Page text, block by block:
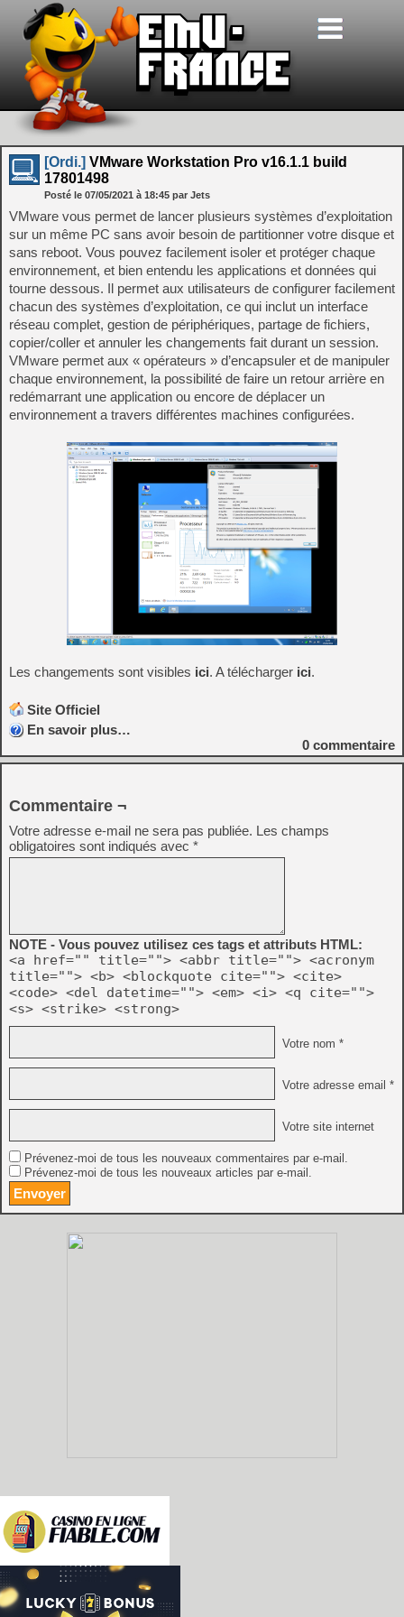
[Ordi.] VMware Workstation Pro v16.1.1 build
17801498
Posté le 07/05/2021 à 18:45 par Jets
VMware vous permet de lancer plusieurs systèmes d’exploitation
sur un même PC sans avoir besoin de partitionner votre disque et
sans reboot. Vous pouvez facilement isoler et protéger chaque
environnement, et bien entendu les applications et données qui
tourne dessous. Il permet aux utilisateurs de configurer facilement
chacun des systèmes d’exploitation, ce qui inclut un interface
réseau complet, gestion de périphériques, partage de fichiers,
copier/coller et annuler les changements fait durant un session.
VMware permet aux « opérateurs » d’encapsuler et de manipuler
chaque environnement, la possibilité de faire un retour arrière en
redémarrant une application ou encore de déplacer un
environnement a travers différentes machines configurées.
Les changements sont visibles ici. A télécharger ici.
Site Officiel
En savoir plus…
0 commentaire
Commentaire ¬
Votre adresse e-mail ne sera pas publiée. Les champs
obligatoires sont indiqués avec *
NOTE - Vous pouvez utilisez ces tags et attributs HTML:
<a href="" title=""> <abbr title=""> <acronym
title=""> <b> <blockquote cite=""> <cite>
<code> <del datetime=""> <em> <i> <q cite="">
<s> <strike> <strong>
Votre nom *
Votre adresse email *
Votre site internet
Prévenez-moi de tous les nouveaux commentaires par e-mail.
Prévenez-moi de tous les nouveaux articles par e-mail.